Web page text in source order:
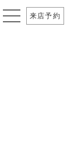
来店予約